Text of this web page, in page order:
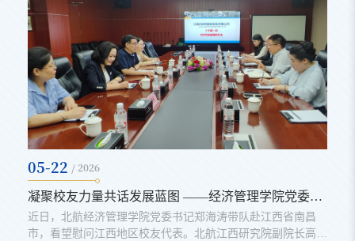
05-22 / 2026
凝聚校友力量共话发展蓝图 ——经济管理学院党委书记郑海涛带队赴江西走访校友
近日，北航经济管理学院党委书记郑海涛带队赴江西省南昌
市，看望慰问江西地区校友代表。北航江西研究院副院长高连